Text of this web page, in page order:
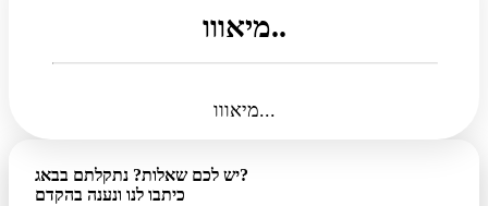
מיאווו..
מיאווו...
יש לכם שאלות? נתקלתם בבאג?
כיתבו לנו ונענה בהקדם